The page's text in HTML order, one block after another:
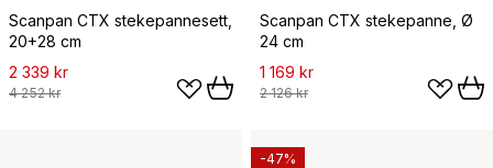
Scanpan CTX stekepannesett,
20+28 cm
2 339 kr
4 252 kr
Scanpan CTX stekepanne, Ø
24 cm
1 169 kr
2 126 kr
-47%